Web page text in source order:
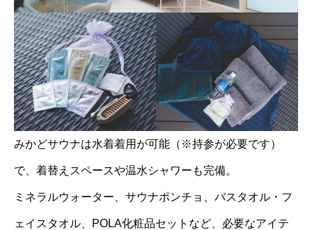
みかどサウナは水着着用が可能（※持参が必要です）
で、着替えスペースや温水シャワーも完備。
ミネラルウォーター、サウナポンチョ、バスタオル・フ
ェイスタオル、POLA化粧品セットなど、必要なアイテ